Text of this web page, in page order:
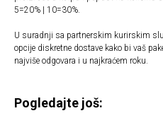
5=20% | 10=30%.
U suradnji sa partnerskim kurirskim
opcije diskretne dostave kako bi vaš
najviše odgovara i u najkraćem roku.
Pogledajte još: